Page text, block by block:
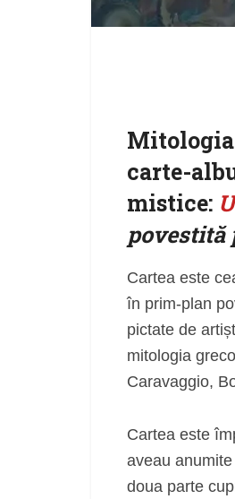
carte-
mistice:
Cartea este
în prim-plan
pictate de
mitologia
Caravaggio,
Cartea este
aveau
doua parte